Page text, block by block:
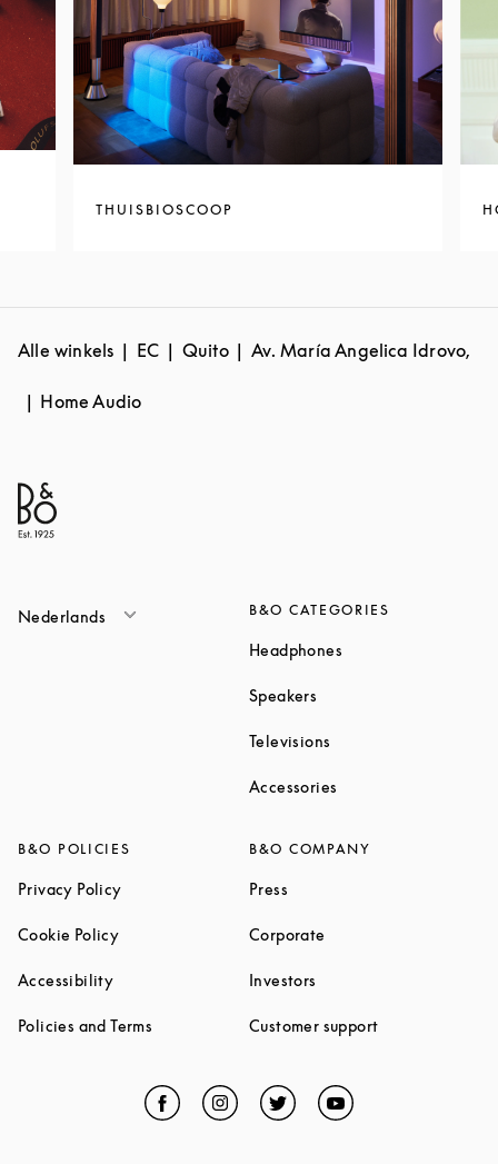
THUISBIOSCOOP
Alle winkels EC Quito Av. María Angelica Idrovo,
Home Audio
Nederlands B&O CATEGORIES
Headphones
Speakers
Televisions
Accessories
B&O POLICIES
Privacy PolicyLink Opens in New Tab
Cookie PolicyLink Opens in New Tab
AccessibilityLink Opens in New Tab
Policies and Terms Link Opens in New Tab
B&O COMPANY
Press
Corporate
Investors
Customer supportLink Opens in
Facebook
Link Opens in New Tab
Instagram
Link Opens in New Tab
TwitterLink Opens in New Tab
YouTubeLink Opens in